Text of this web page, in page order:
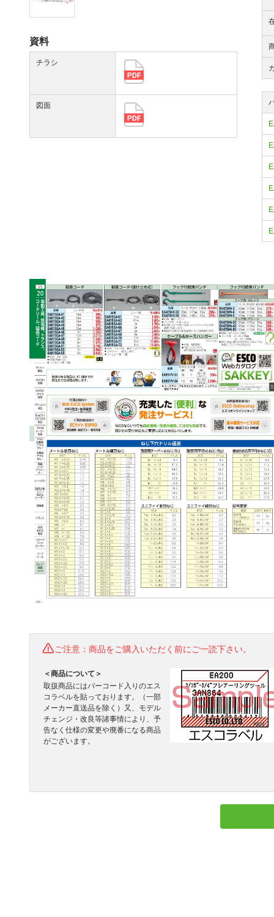
資料
チラシ
図面
ご注意：商品をご購入いただく前にご一読下さい。
＜商品について＞
取扱商品にはバーコード入りのエス
コラベルを貼っております。（一部
メーカー直送品を除く）又、モデル
チェンジ・改良等諸事情により、予
告なく仕様の変更や廃番になる商品
がございます。